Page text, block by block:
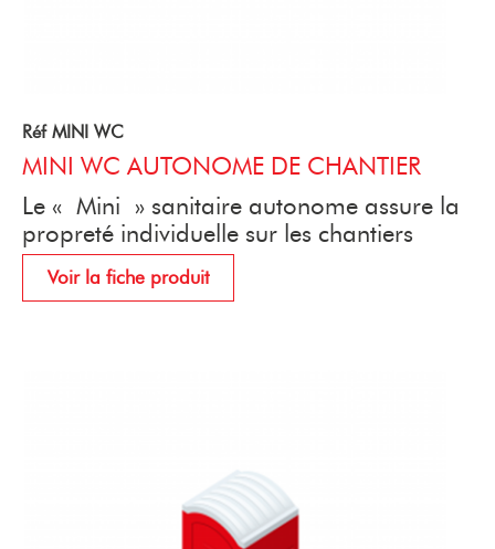
Réf MINI WC
MINI WC AUTONOME DE CHANTIER
Le « Mini » sanitaire autonome assure la
propreté individuelle sur les chantiers
Voir la fiche produit